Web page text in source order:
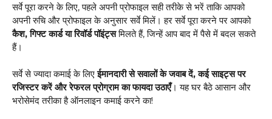
सर्वे पूरा करने के लिए, पहले अपनी प्रोफाइल सही तरीके से भरें ताकि आपको
अपनी रुचि और प्रोफाइल के अनुसार सर्वे मिलें। हर सर्वे पूरा करने पर आपको
कैश, गिफ्ट कार्ड या रिवॉर्ड पॉइंट्समिलते हैं, जिन्हें आप बाद में पैसे में बदल सकते
हैं।
सर्वे से ज्यादा कमाई के लिएईमानदारी से सवालों के जवाब दें, कई साइट्स पर
रजिस्टर करें और रेफरल प्रोग्राम का फायदा उठाएँ। यह घर बैठे आसान और
भरोसेमंद तरीका है ऑनलाइन कमाई करने का!